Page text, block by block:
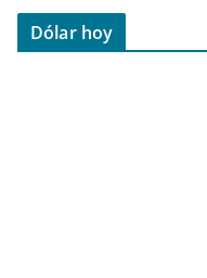
Dólar hoy